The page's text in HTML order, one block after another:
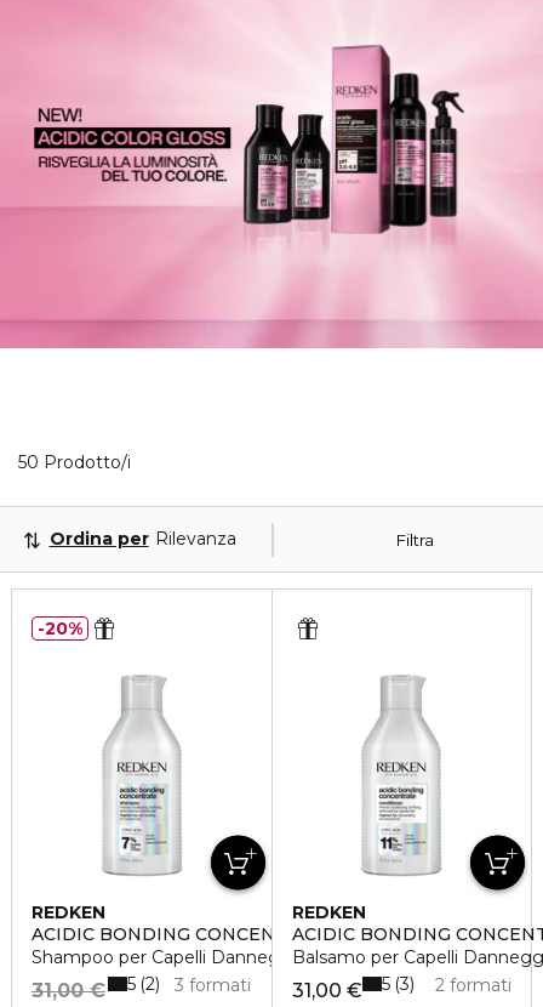
50 Prodotto/i
Filtra
Ordina per Rilevanza
REDKEN
ACIDIC BONDING CONCENTRATE
Shampoo per Capelli Danneggiati
31,00 € 3 formati
5 2
20%
REDKEN
ACIDIC BONDING
Balsamo per Capelli
31,00 € 2 formati
5 3